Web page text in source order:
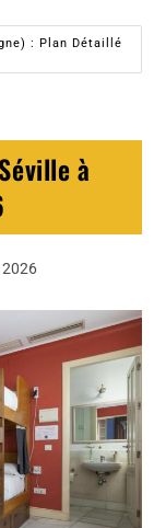
: Plan Détaillé
à
2026